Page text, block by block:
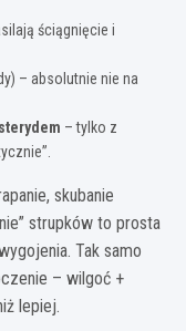
ściągnięcie i
– absolutnie nie na
– tylko z
skubanie
strupków to prosta
Tak samo
– wilgoć +
lepiej.